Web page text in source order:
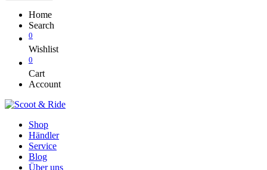
Home
Search
0
Wishlist
0
Cart
Account
Shop
Händler
Service
Blog
Über uns